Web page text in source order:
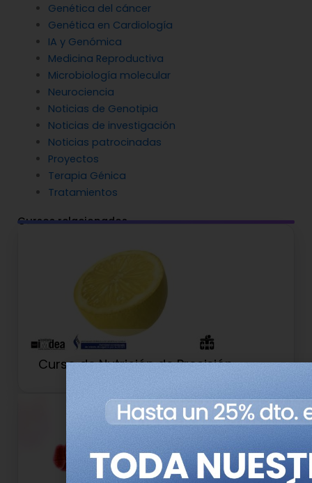
Genética del cáncer
Genética en Cardiología
IA y Genómica
Medicina Reproductiva
Microbiología molecular
Neurociencia
Noticias de Genotipia
Noticias de investigación
Noticias patrocinadas
Proyectos
Terapia Génica
Tratamientos
Cursos relacionados
Curso de Nutrición de Precisión